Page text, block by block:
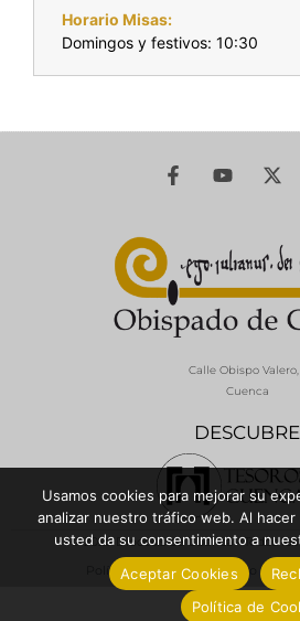
Horario Misas:
Domingos y festivos: 10:30
DESCUBRE
Calle Obispo Valero,
Cuenca
© 2026 Diócesis de Cuenca - Todos
Política de Privacidad / Aviso Legal
Usamos cookies para mejorar su
analizar nuestro tráfico web. Al hacer
usted da su consentimiento a
Aceptar Cookies
Política de